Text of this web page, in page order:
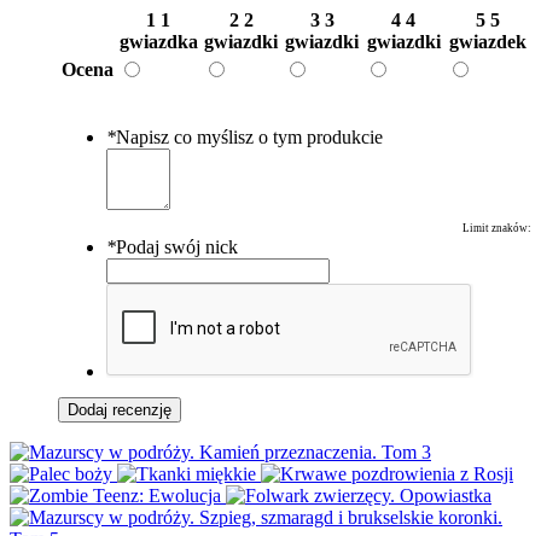
1 1
gwiazdka
2 2
gwiazdki
3 3
gwiazdki
4 4
gwiazdki
5 5
gwiazdek
Ocena
*Napisz co myślisz o tym produkcie
Limit znaków:
*Podaj swój nick
Dodaj recenzję